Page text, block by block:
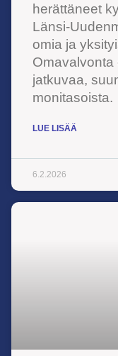
herättäneet
Länsi-
omia ja
jatkuvaa,
monitasoista.
LUE LISÄÄ
6.2.2026